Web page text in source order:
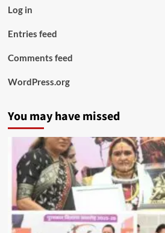
Log in
Entries feed
Comments feed
WordPress.org
You may have missed